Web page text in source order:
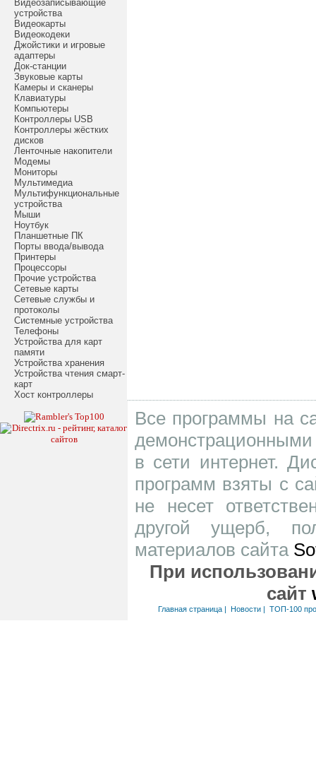
Видеозаписывающие
устройства
Видеокарты
Видеокодеки
Джойстики и игровые
адаптеры
Док-станции
Звуковые карты
Камеры и сканеры
Клавиатуры
Компьютеры
Контроллеры USB
Контроллеры жёстких
дисков
Ленточные накопители
Модемы
Мониторы
Мультимедиа
Мультифункциональные
устройства
Мыши
Ноутбук
Планшетные ПК
Порты ввода/вывода
Принтеры
Процессоры
Прочие устройства
Сетевые карты
Сетевые службы и
протоколы
Системные устройства
Телефоны
Устройства для карт
памяти
Устройства хранения
Устройства чтения смарт-
карт
Хост контроллеры
Все программы на
в сети интернет.
программ взяты с
не несет
другой ущерб,
материалов сайта
При
сайт
Главная страница| Новости| ТОП-100